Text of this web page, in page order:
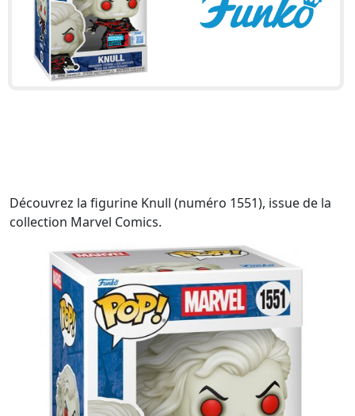
Découvrez la figurine Knull (numéro 1551), issue de la
collection Marvel Comics.